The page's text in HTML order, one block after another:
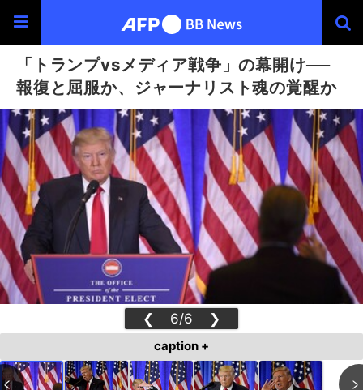
「トランプvsメディア戦争」の幕開け──
報復と屈服か、ジャーナリスト魂の覚醒か
❮ 6/6 ❯
caption +